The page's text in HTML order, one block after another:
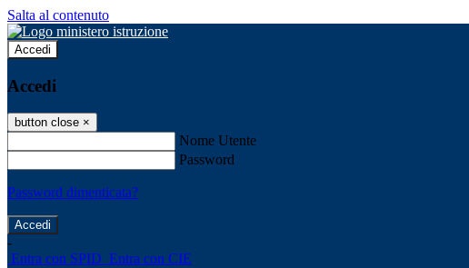
Salta al contenuto
Accedi
Accedi
button close ×
Nome Utente
Password
Password dimenticata?
-
Entra con SPID Entra con CIE